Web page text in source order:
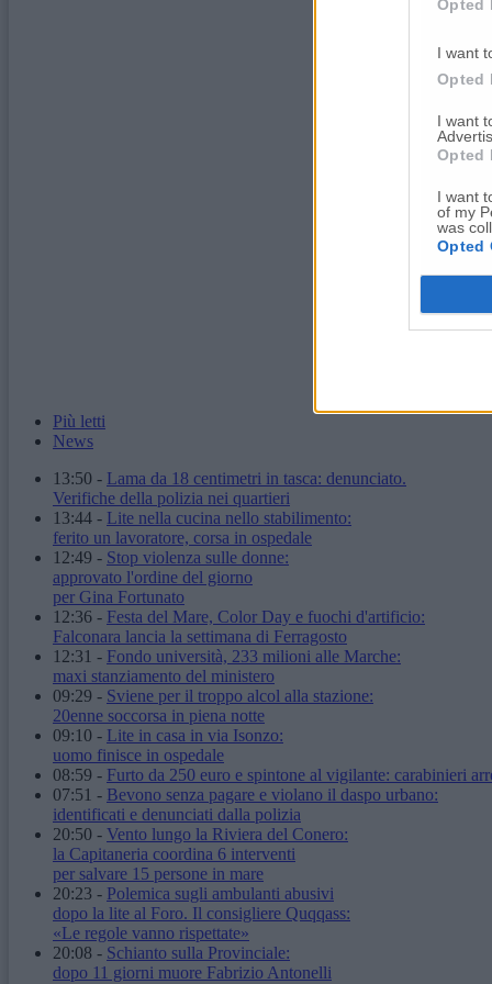
Opted
I want
Opted
I want
Opted
I want
of my
was
Opted
Più letti
News
13:50 - Lama da 18 centimetri in tasca: denunciato.
Verifiche della polizia nei quartieri
13:44 - Lite nella cucina nello stabilimento:
ferito un lavoratore, corsa in ospedale
12:49 - Stop violenza sulle donne:
approvato l'ordine del giorno
per Gina Fortunato
12:36 - Festa del Mare, Color Day e fuochi d'artificio:
Falconara lancia la settimana di Ferragosto
12:31 - Fondo università, 233 milioni alle Marche:
maxi stanziamento del ministero
09:29 - Sviene per il troppo alcol alla stazione:
20enne soccorsa in piena notte
09:10 - Lite in casa in via Isonzo:
uomo finisce in ospedale
08:59 - Furto da 250 euro e spintone al vigilante: carabinieri
07:51 - Bevono senza pagare e violano il daspo urbano:
identificati e denunciati dalla polizia
20:50 - Vento lungo la Riviera del Conero:
la Capitaneria coordina 6 interventi
per salvare 15 persone in mare
20:23 - Polemica sugli ambulanti abusivi
dopo la lite al Foro. Il consigliere Quqqass:
«Le regole vanno rispettate»
20:08 - Schianto sulla Provinciale:
dopo 11 giorni muore Fabrizio Antonelli